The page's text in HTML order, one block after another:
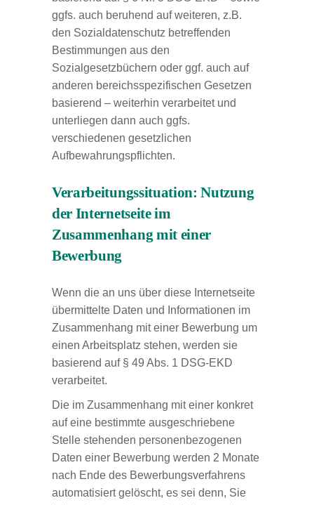
ggfs. auch beruhend auf weiteren, z.B.
den Sozialdatenschutz betreffenden
Bestimmungen aus den
Sozialgesetzbüchern oder ggf. auch auf
anderen bereichsspezifischen Gesetzen
basierend – weiterhin verarbeitet und
unterliegen dann auch ggfs.
verschiedenen gesetzlichen
Aufbewahrungspflichten.
Verarbeitungssituation: Nutzung
der Internetseite im
Zusammenhang mit einer
Bewerbung
Wenn die an uns über diese Internetseite
übermittelte Daten und Informationen im
Zusammenhang mit einer Bewerbung um
einen Arbeitsplatz stehen, werden sie
basierend auf § 49 Abs. 1 DSG-EKD
verarbeitet.
Die im Zusammenhang mit einer konkret
auf eine bestimmte ausgeschriebene
Stelle stehenden personenbezogenen
Daten einer Bewerbung werden 2 Monate
nach Ende des Bewerbungsverfahrens
automatisiert gelöscht, es sei denn, Sie